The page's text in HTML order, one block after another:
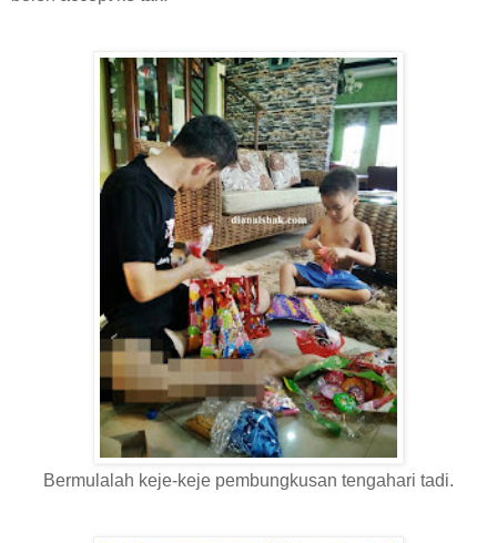
Bermulalah keje-keje pembungkusan tengahari tadi.